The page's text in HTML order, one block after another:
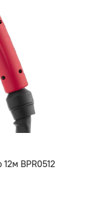
BPR0512